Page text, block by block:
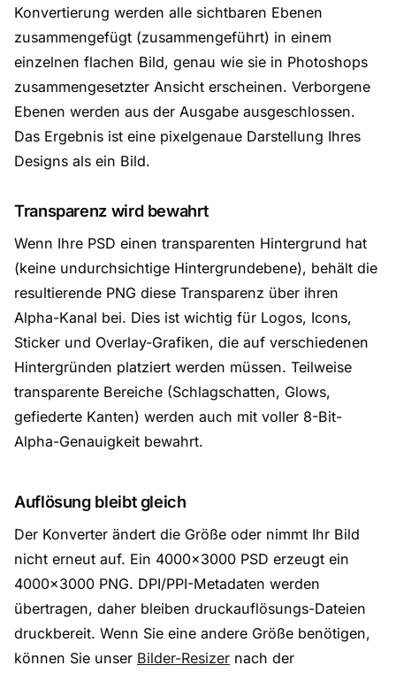
Konvertierung werden alle sichtbaren Ebenen
zusammengefügt (zusammengeführt) in einem
einzelnen flachen Bild, genau wie sie in Photoshops
zusammengesetzter Ansicht erscheinen. Verborgene
Ebenen werden aus der Ausgabe ausgeschlossen.
Das Ergebnis ist eine pixelgenaue Darstellung Ihres
Designs als ein Bild.
Transparenz wird bewahrt
Wenn Ihre PSD einen transparenten Hintergrund hat
(keine undurchsichtige Hintergrundebene), behält die
resultierende PNG diese Transparenz über ihren
Alpha-Kanal bei. Dies ist wichtig für Logos, Icons,
Sticker und Overlay-Grafiken, die auf verschiedenen
Hintergründen platziert werden müssen. Teilweise
transparente Bereiche (Schlagschatten, Glows,
gefiederte Kanten) werden auch mit voller 8-Bit-
Alpha-Genauigkeit bewahrt.
Auflösung bleibt gleich
Der Konverter ändert die Größe oder nimmt Ihr Bild
nicht erneut auf. Ein 4000×3000 PSD erzeugt ein
4000×3000 PNG. DPI/PPI-Metadaten werden
übertragen, daher bleiben druckauflösungs-Dateien
druckbereit. Wenn Sie eine andere Größe benötigen,
können Sie unser Bilder-Resizer nach der